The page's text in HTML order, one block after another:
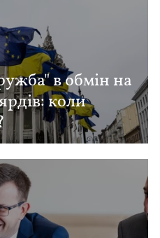
в обмін на
коли